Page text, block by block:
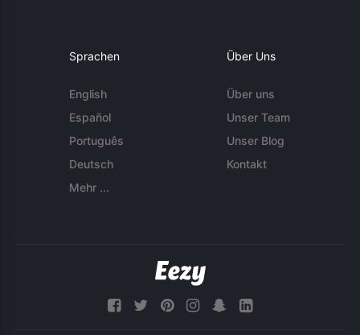
Sprachen
English
Español
Português
Deutsch
Mehr ...
Über Uns
Über uns
Unser Team
Unser Blog
Kontakt